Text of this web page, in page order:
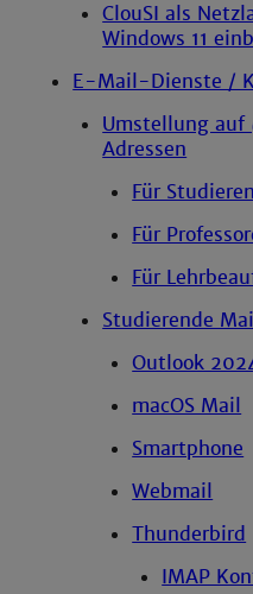
ClouSI als
Windows 11
E-Mail-Dienste /
Umstellung
Adressen
Für
Für
Für
Studierende
Outlook
macOS Mail
Smartphone
Webmail
Thunderbird
IMAP